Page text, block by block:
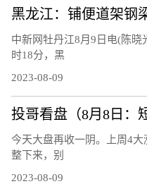
中新网牡丹江8月9日电(陈晓
时18分，黑
2023-08-09
投哥看盘（8月8日：
今天大盘再收一阴。上周4
整下来，别
2023-08-09